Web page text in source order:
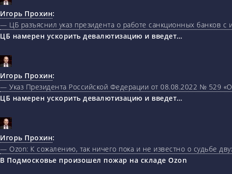
Игорь Прохин:
— ЦБ разъяснил указ президента о работе санкционных банков с
ЦБ намерен ускорить девалютизацию и введет…
Игорь Прохин:
— Указ Президента Российской Федерации от 08.08.2022 № 529
ЦБ намерен ускорить девалютизацию и введет…
Игорь Прохин:
— Ozon: К сожалению, так ничего пока и не известно о судьбе
В Подмосковье произошел пожар на складе Ozon